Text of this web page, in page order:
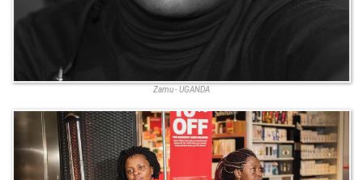
Zamu - UGANDA